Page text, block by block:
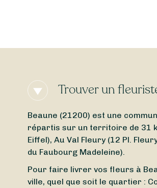
Trouver un
Beaune (21200) est une
répartis sur un territoire de 31
Eiffel), Au Val Fleury (12 Pl.
du Faubourg Madeleine).
Pour faire livrer vos fleurs à
ville, quel que soit le quartier :